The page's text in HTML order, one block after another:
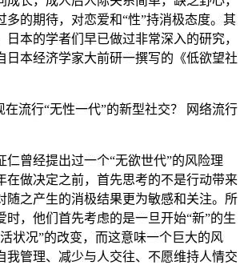
多的期待，对恋爱和“性”持消极态度。其
日本的学者们早已做过非常深入的研究，
日本经济学家大前研一撰写的《低欲望社
仁曾经提出过一个“无欲世代”的风险理
在做决定之前，首先思考的不是行动带来
随之产生的消极结果更为敏感和关注。所
时，他们首先考虑的是一旦开始“新”的生
状况”的改变，而这意味一个巨大的风
我管理、减少与人交往、不愿维持人情交